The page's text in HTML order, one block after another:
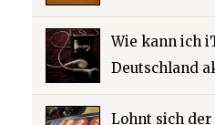
Wie kann ich
Deutschland
Lohnt sich der